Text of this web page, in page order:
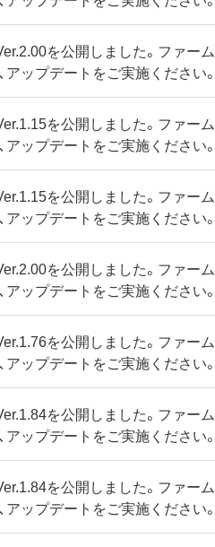
を公開しました。ファーム
アップデートをご実施ください。
を公開しました。ファーム
アップデートをご実施ください。
を公開しました。ファーム
アップデートをご実施ください。
を公開しました。ファーム
アップデートをご実施ください。
を公開しました。ファーム
アップデートをご実施ください。
を公開しました。ファーム
アップデートをご実施ください。
を公開しました。ファーム
アップデートをご実施ください。